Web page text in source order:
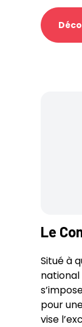
Le
Situé à
national
pour
vise